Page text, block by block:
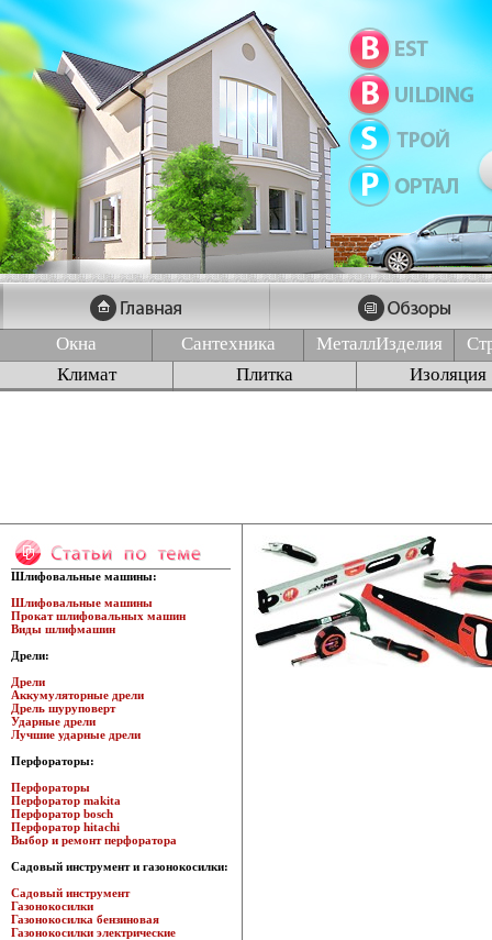
Окна Сантехника МеталлИзделия
Климат
Плитка Изоляция
Шлифовальные машины:
Шлифовальные машины
Прокат шлифовальных машин
Виды шлифмашин
Дрели:
Дрели
Аккумуляторные дрели
Дрель шуруповерт
Ударные дрели
Лучшие ударные дрели
Перфораторы:
Перфораторы
Перфоратор makita
Перфоратор bosch
Перфоратор hitachi
Выбор и ремонт перфоратора
Садовый инструмент и газонокосилки:
Садовый инструмент
Газонокосилки
Газонокосилка бензиновая
Газонокосилки электрические